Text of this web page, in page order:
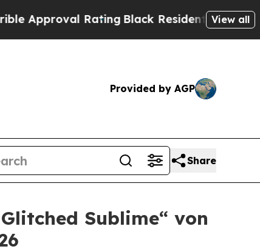
RatingBlack Residents Warned of
View all
Provided by AGP
Share
Sublime“ von